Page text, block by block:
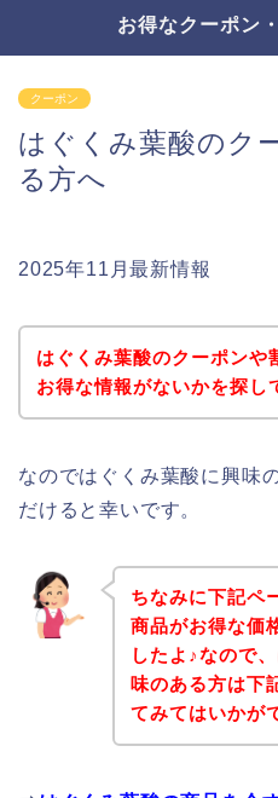
お得なクーポン
クーポン
はぐくみ葉酸のク
る方へ
2025年11月最新情報
はぐくみ葉酸のクーポンや
お得な情報がないかを探し
なのではぐくみ葉酸に興味
だけると幸いです。
ちなみに下記ペ
商品がお得な価
したよ♪なので
味のある方は下
てみてはいかが